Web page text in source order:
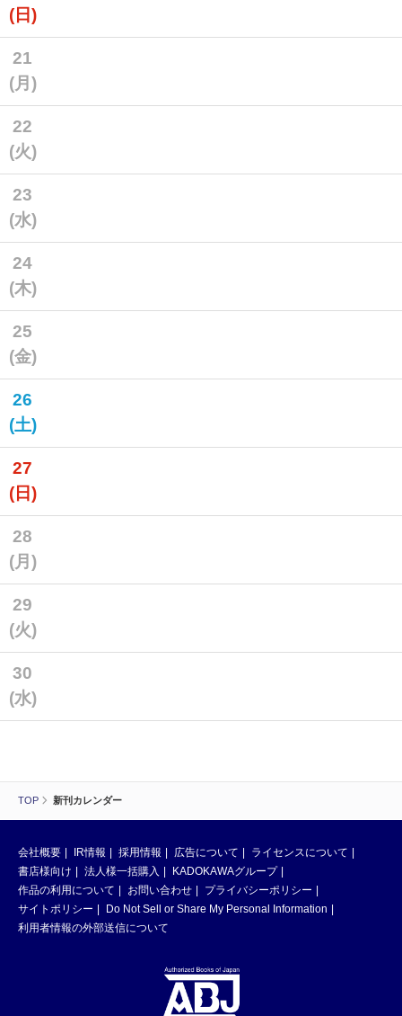
TOP 新刊カレンダー
(日)
21
(月)
22
(火)
23
(水)
24
(木)
25
(金)
26
(土)
27
(日)
28
(月)
29
(火)
30
(水)
会社概要 IR情報 採用情報 広告について
ライセンスについて
書店様向け
法人様一括購入
KADOKAWAグループ
作品の利用について
お問い合わせ
プライバシーポリシー
サイトポリシー
Do Not Sell or Share My Personal Information
利用者情報の外部送信について